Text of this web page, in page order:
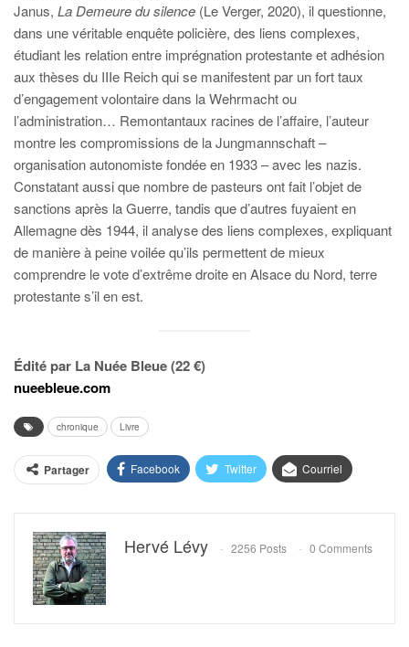
Janus, La Demeure du silence (Le Verger, 2020), il questionne,
dans une véritable enquête policière, des liens complexes,
étudiant les relation entre imprégnation protestante et adhésion
aux thèses du IIIe Reich qui se manifestent par un fort taux
d’engagement volontaire dans la Wehrmacht ou
l’administration… Remontantaux racines de l’affaire, l’auteur
montre les compromissions de la Jungmannschaft –
organisation autonomiste fondée en 1933 – avec les nazis.
Constatant aussi que nombre de pasteurs ont fait l’objet de
sanctions après la Guerre, tandis que d’autres fuyaient en
Allemagne dès 1944, il analyse des liens complexes, expliquant
de manière à peine voilée qu’ils permettent de mieux
comprendre le vote d’extrême droite en Alsace du Nord, terre
protestante s’il en est.
Édité par La Nuée Bleue (22 €)
nueebleue.com
chronique Livre
Partager Facebook Twitter Courriel
Hervé Lévy 2256 Posts 0 Comments